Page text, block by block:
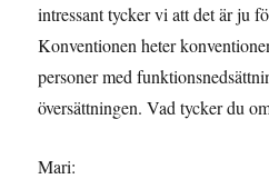
intressant tycker vi att det är ju
Konventionen heter
personer med
översättningen. Vad tycker du
Mari: